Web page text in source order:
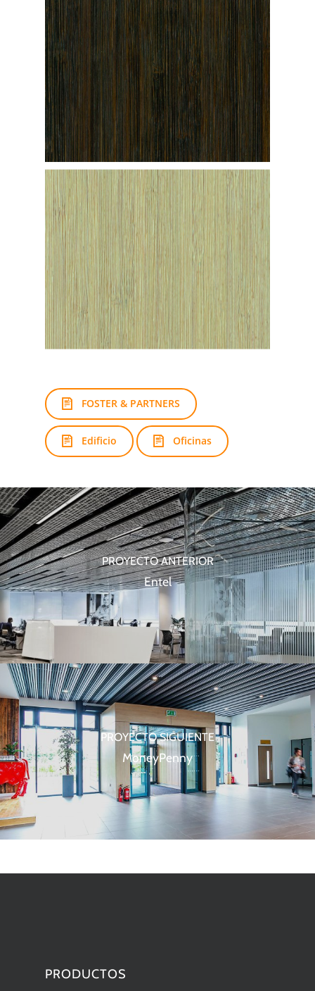
FOSTER & PARTNERS
Edificio Oficinas
PROYECTO ANTERIOR
Entel
PROYECTO SIGUIENTE
MoneyPenny
PRODUCTOS